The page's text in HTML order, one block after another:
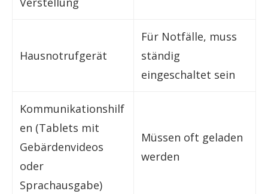
Hausnotrufgerät
Für Notfälle, muss
ständig
eingeschaltet sein
Kommunikationshilf
en (Tablets mit
Gebärdenvideos
oder
Sprachausgabe)
Müssen oft geladen
werden